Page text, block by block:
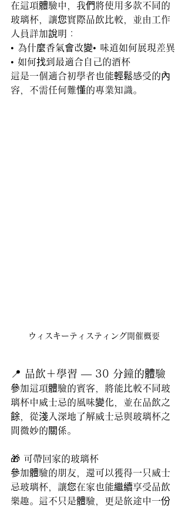
在這項體驗中，我們將使用多款不同的
玻璃杯，讓您實際品飲比較，並由工作
人員詳加說明：
• 為什麼香氣會改變• 味道如何展現差異
• 如何找到最適合自己的酒杯
這是一個適合初學者也能輕鬆感受的內
容，不需任何難懂的專業知識。
ウィスキーティスティング開催概要
📍 品飲＋學習 — 30 分鐘的體驗
參加這項體驗的賓客，將能比較不同玻
璃杯中威士忌的風味變化，並在品飲之
餘，從淺入深地了解威士忌與玻璃杯之
間微妙的關係。
🎁 可帶回家的玻璃杯
參加體驗的朋友，還可以獲得一只威士
忌玻璃杯，讓您在家也能繼續享受品飲
樂趣。這不只是體驗，更是旅途中一份